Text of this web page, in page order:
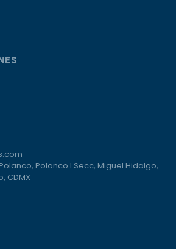
Polanco I Secc, Miguel Hidalgo,
CDMX